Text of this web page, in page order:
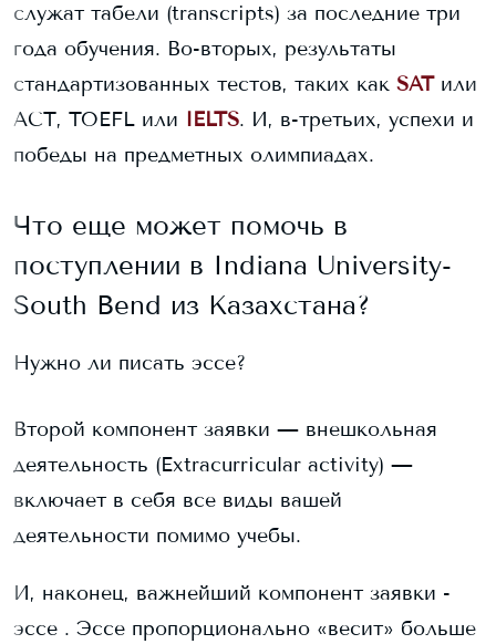
служат табели (transcripts) за последние три
года обучения. Во-вторых, результаты
стандартизованных тестов, таких как SAT или
ACT, TOEFL или IELTS. И, в-третьих, успехи и
победы на предметных олимпиадах.
Что еще может помочь в
поступлении в Indiana University-
South Bend из Казахстана?
Нужно ли писать эссе?
Второй компонент заявки — внешкольная
деятельность (Extracurricular activity) —
включает в себя все виды вашей
деятельности помимо учебы.
И, наконец, важнейший компонент заявки -
эссе . Эссе пропорционально «весит» больше